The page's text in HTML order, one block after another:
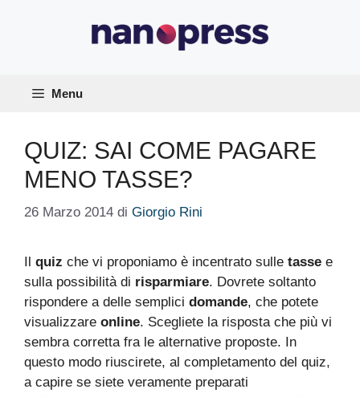
Menu
QUIZ: SAI COME PAGARE
MENO TASSE?
26 Marzo 2014 di Giorgio Rini
quiz che vi proponiamo è incentrato sulle tasse e
sulla possibilità di risparmiare. Dovrete soltanto
rispondere a delle semplici domande, che potete
visualizzare online. Scegliete la risposta che più vi
sembra corretta fra le alternative proposte. In
questo modo riuscirete, al completamento del quiz,
a capire se siete veramente preparati